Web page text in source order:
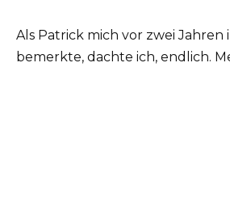
Als Patrick mich vor zwei Jahren
bemerkte, dachte ich, endlich.